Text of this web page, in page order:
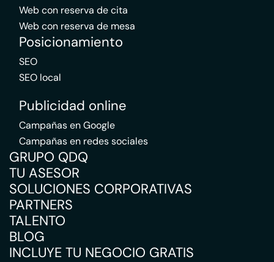
Web con reserva de cita
Web con reserva de mesa
Posicionamiento
SEO
SEO local
Publicidad online
Campañas en Google
Campañas en redes sociales
GRUPO QDQ
TU ASESOR
SOLUCIONES CORPORATIVAS
PARTNERS
TALENTO
BLOG
INCLUYE TU NEGOCIO GRATIS